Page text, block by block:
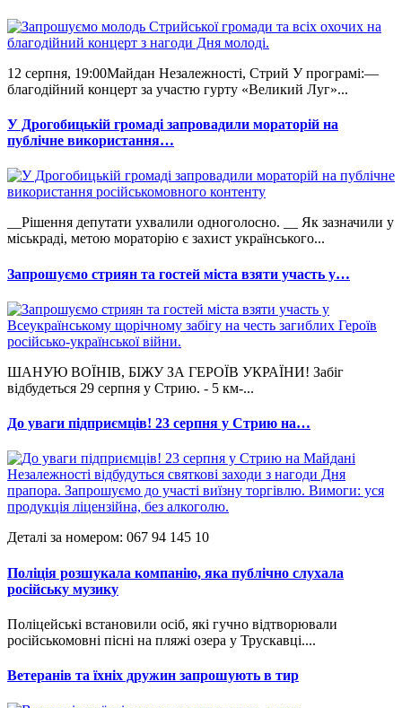
12 серпня, 19:00Майдан Незалежності, Стрий У програмі:—
благодійний концерт за участю гурту «Великий Луг»...
У Дрогобицькій громаді запровадили мораторій на
публічне використання…
__Рішення депутати ухвалили одноголосно. __ Як зазначили у
міськраді, метою мораторію є захист українського...
Запрошуємо стриян та гостей міста взяти участь у…
ШАНУЮ ВОЇНІВ, БІЖУ ЗА ГЕРОЇВ УКРАЇНИ! Забіг
відбудеться 29 серпня у Стрию. - 5 км-...
До уваги підприємців! 23 серпня у Стрию на…
Деталі за номером: 067 94 145 10
Поліція розшукала компанію, яка публічно слухала
російську музику
Поліцейські встановили осіб, які гучно відтворювали
російськомовні пісні на пляжі озера у Трускавці....
Ветеранів та їхніх дружин запрошують в тир